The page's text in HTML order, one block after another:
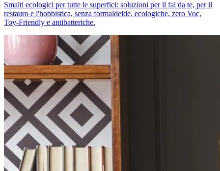
Smalti ecologici per tutte le superfici: soluzioni per il fai da te, per il
restauro e l'hobbistica, senza formaldeide, ecologiche, zero Voc,
Toy-Friendly e antibatteriche.